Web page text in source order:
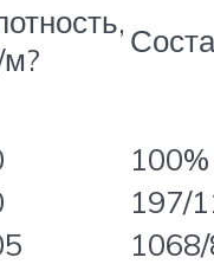
м?
197/